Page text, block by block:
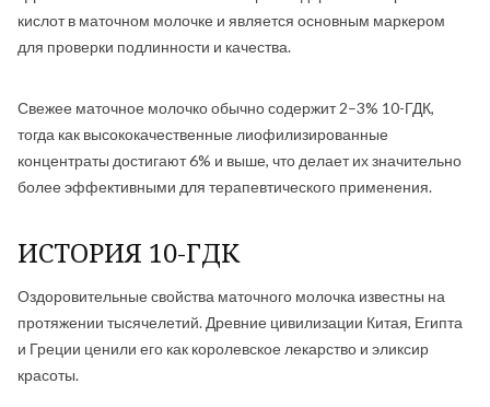
кислот в маточном молочке и является основным маркером
для проверки подлинности и качества.
Свежее маточное молочко обычно содержит 2–3% 10-ГДК,
тогда как высококачественные лиофилизированные
концентраты достигают 6% и выше, что делает их значительно
более эффективными для терапевтического применения.
ИСТОРИЯ 10-ГДК
Оздоровительные свойства маточного молочка известны на
протяжении тысячелетий. Древние цивилизации Китая, Египта
и Греции ценили его как королевское лекарство и эликсир
красоты.